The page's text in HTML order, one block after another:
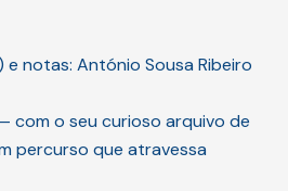
e notas: António Sousa Ribeiro
com o seu curioso arquivo de
percurso que atravessa